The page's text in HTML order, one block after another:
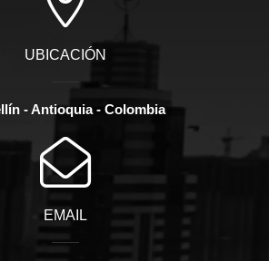
UBICACIÓN
- Antioquia - Colombia
EMAIL